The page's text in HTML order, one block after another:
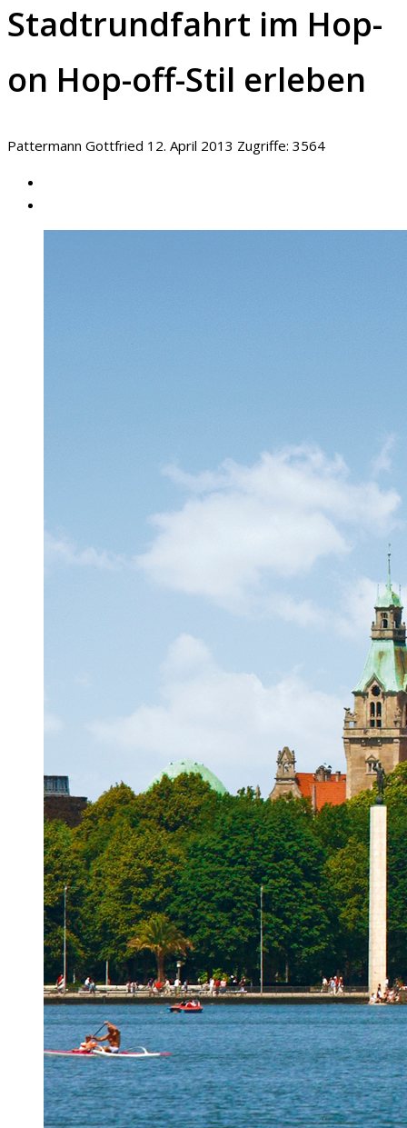
Stadtrundfahrt im Hop-
on Hop-off-Stil erleben
Pattermann Gottfried 12. April 2013 Zugriffe: 3564